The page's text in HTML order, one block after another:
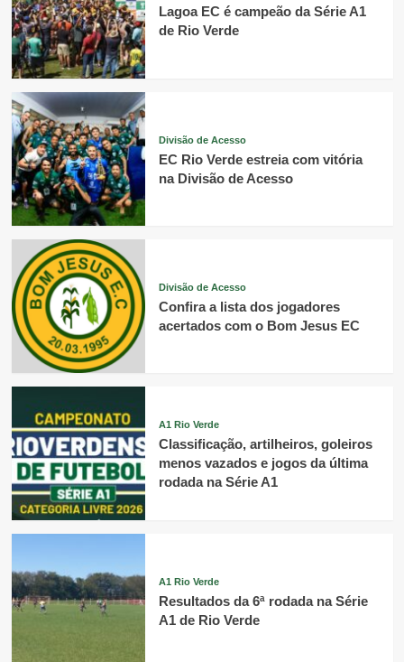
Lagoa EC é campeão da Série A1
de Rio Verde
Divisão de Acesso
EC Rio Verde estreia com vitória
na Divisão de Acesso
Divisão de Acesso
Confira a lista dos jogadores
acertados com o Bom Jesus EC
A1 Rio Verde
Classificação, artilheiros, goleiros
menos vazados e jogos da última
rodada na Série A1
A1 Rio Verde
Resultados da 6ª rodada na Série
A1 de Rio Verde